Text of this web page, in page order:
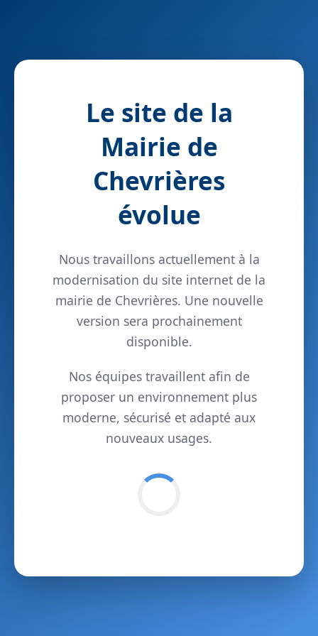
Le site de la
Mairie de
Chevrières
évolue
Nous travaillons actuellement à la
modernisation du site internet de la
mairie de Chevrières. Une nouvelle
version sera prochainement
disponible.
Nos équipes travaillent afin de
proposer un environnement plus
moderne, sécurisé et adapté aux
nouveaux usages.